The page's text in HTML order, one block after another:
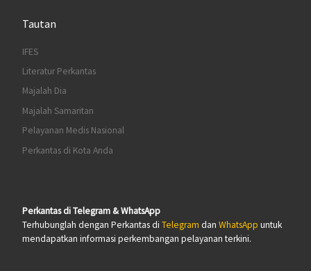
Tautan
IFES
Literatur Perkantas
Majalah Dia
Majalah Samaritan
Pelayanan Medis Nasional
Perkantas di Kota Anda
Perkantas di Telegram & WhatsApp
Terhubunglah dengan Perkantas di Telegram dan WhatsApp untuk
mendapatkan informasi perkembangan pelayanan terkini.